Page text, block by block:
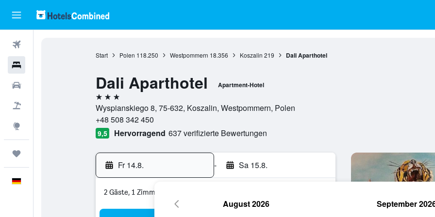
Start Polen 118.250 Westpommern 18.356 Koszalin 219 Dali Aparthotel
Dali Aparthotel Apartment-Hotel
3 Sterne
Wyspianskiego 8, 75-632, Koszalin, Westpommern, Polen
+48 508 342 450
9,5 Hervorragend 637 verifizierte Bewertungen
Fr 14.8. - Sa 15.8.
2 Gäste, 1 Zimmer
August 2026 September